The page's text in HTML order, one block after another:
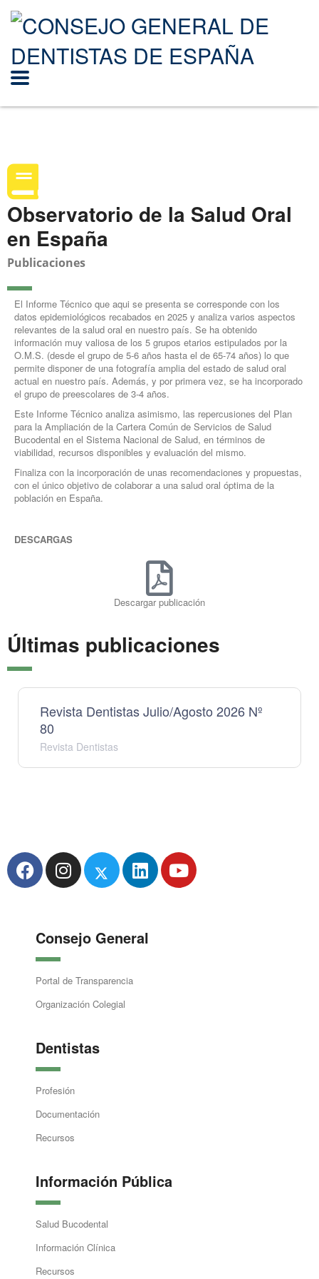
Observatorio de la Salud Oral
en España
Publicaciones
El Informe Técnico que aqui se presenta se corresponde con los
datos epidemiológicos recabados en 2025 y analiza varios aspectos
relevantes de la salud oral en nuestro país. Se ha obtenido
información muy valiosa de los 5 grupos etarios estipulados por la
O.M.S. (desde el grupo de 5-6 años hasta el de 65-74 años) lo que
permite disponer de una fotografía amplia del estado de salud oral
actual en nuestro país. Además, y por primera vez, se ha incorporado
el grupo de preescolares de 3-4 años.
Este Informe Técnico analiza asimismo, las repercusiones del Plan
para la Ampliación de la Cartera Común de Servicios de Salud
Bucodental en el Sistema Nacional de Salud, en términos de
viabilidad, recursos disponibles y evaluación del mismo.
Finaliza con la incorporación de unas recomendaciones y propuestas,
con el único objetivo de colaborar a una salud oral óptima de la
población en España.
DESCARGAS
Descargar publicación
Últimas publicaciones
Revista Dentistas Julio/Agosto 2026 Nº
80
Revista Dentistas
Consejo General
Portal de Transparencia
Organización Colegial
Dentistas
Profesión
Documentación
Recursos
Información Pública
Salud Bucodental
Información Clínica
Recursos